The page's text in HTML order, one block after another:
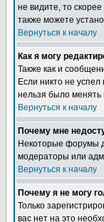
не видите, то
также можете
Вернуться к началу
Как я могу
Также как и
Если никто не
нельзя было менять
Вернуться к началу
Почему мне
Некоторые форумы
модераторы или
Вернуться к началу
Почему я не могу
Только
вас нет на это